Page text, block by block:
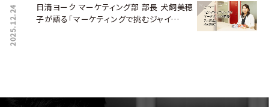
2025.12.24
日清ヨーク マーケティング部 部長 犬飼美穂
子が語る「マーケティングで挑むジャイ…